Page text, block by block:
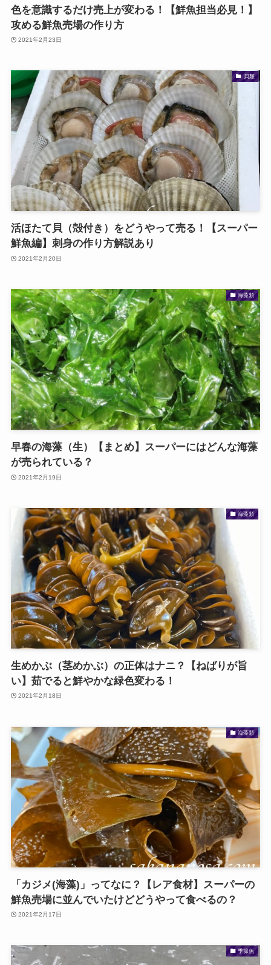
色を意識するだけ売上が変わる！【鮮魚担当必見！】
攻める鮮魚売場の作り方
2021年2月23日
貝類
活ほたて貝（殻付き）をどうやって売る！【スーパー
鮮魚編】刺身の作り方解説あり
2021年2月20日
海藻類
早春の海藻（生）【まとめ】スーパーにはどんな海藻
が売られている？
2021年2月19日
海藻類
生めかぶ（茎めかぶ）の正体はナニ？【ねばりが旨
い】茹でると鮮やかな緑色変わる！
2021年2月18日
海藻類
「カジメ(海藻)」ってなに？【レア食材】スーパーの
鮮魚売場に並んでいたけどどうやって食べるの？
2021年2月17日
季節魚